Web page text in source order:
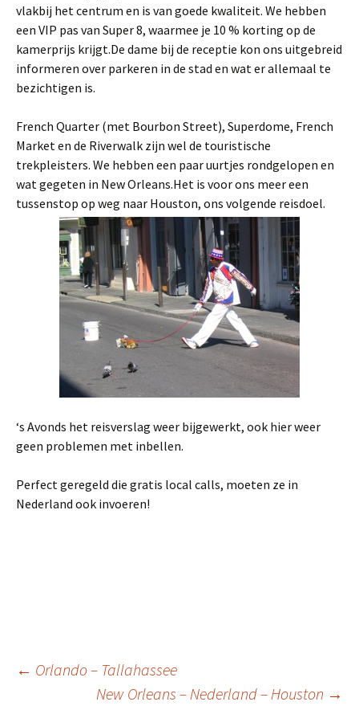
vlakbij het centrum en is van goede kwaliteit. We hebben
een VIP pas van Super 8, waarmee je 10 % korting op de
kamerprijs krijgt.De dame bij de receptie kon ons uitgebreid
informeren over parkeren in de stad en wat er allemaal te
bezichtigen is.
French Quarter (met Bourbon Street), Superdome, French
Market en de Riverwalk zijn wel de touristische
trekpleisters. We hebben een paar uurtjes rondgelopen en
wat gegeten in New Orleans.Het is voor ons meer een
tussenstop op weg naar Houston, ons volgende reisdoel.
‘s Avonds het reisverslag weer bijgewerkt, ook hier weer
geen problemen met inbellen.
Perfect geregeld die gratis local calls, moeten ze in
Nederland ook invoeren!
Berichtnavigatie
← Orlando – Tallahassee
New Orleans – Nederland – Houston →